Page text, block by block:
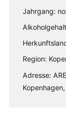
Jahrgang:
Region:
Adresse: